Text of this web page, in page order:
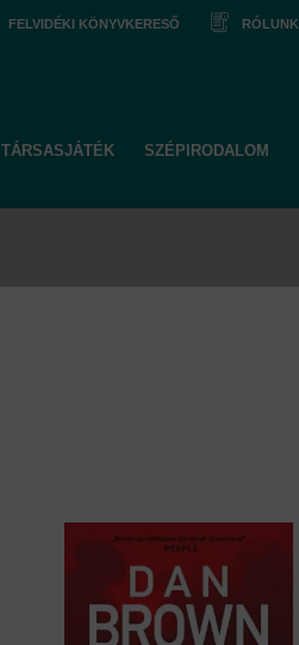
FELVIDÉKI KÖNYVKERESŐ RÓLUNK
TÁRSASJÁTÉK SZÉPIRODALOM